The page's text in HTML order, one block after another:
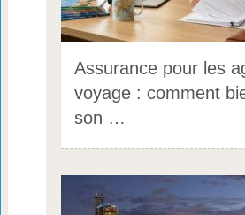
Assurance pour les
voyage : comment
son …